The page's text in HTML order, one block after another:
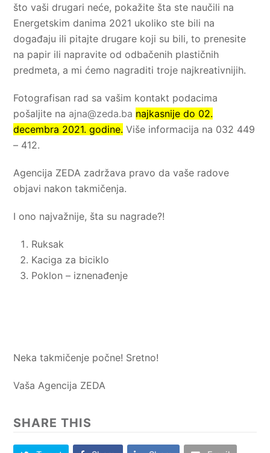
što vaši drugari neće, pokažite šta ste naučili na
Energetskim danima 2021 ukoliko ste bili na
događaju ili pitajte drugare koji su bili, to prenesite
na papir ili napravite od odbačenih plastičnih
predmeta, a mi ćemo nagraditi troje najkreativnijih.
Fotografisan rad sa vašim kontakt podacima
pošaljite na ajna@zeda.ba najkasnije do 02.
decembra 2021. godine. Više informacija na 032 449
– 412.
Agencija ZEDA zadržava pravo da vaše radove
objavi nakon takmičenja.
I ono najvažnije, šta su nagrade?!
Ruksak
Kaciga za biciklo
Poklon – iznenađenje
Neka takmičenje počne! Sretno!
Vaša Agencija ZEDA
SHARE THIS